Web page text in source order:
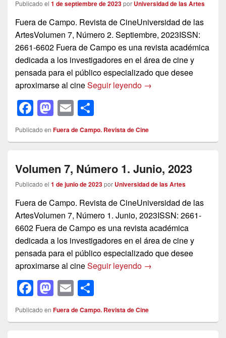
o
k
n
Publicado el 1 de septiembre de 2023por Universidad de las Artes
Fuera de Campo. Revista de CineUniversidad de las
ArtesVolumen 7, Número 2. Septiembre, 2023ISSN:
2661-6602 Fuera de Campo es una revista académica
dedicada a los investigadores en el área de cine y
pensada para el público especializado que desee
aproximarse al cineSeguir leyendo Volumen 7, Número
→
F
a
c
b
o
o
k
M
a
st
d
o
n
E
m
ail
o
m
ar
tir
Publicado en Fuera de Campo. Revista de Cine
Volumen 7, Número 1. Junio, 2023
Publicado el 1 de junio de 2023por Universidad de las Artes
Fuera de Campo. Revista de CineUniversidad de las
ArtesVolumen 7, Número 1. Junio, 2023ISSN: 2661-
6602 Fuera de Campo es una revista académica
dedicada a los investigadores en el área de cine y
pensada para el público especializado que desee
aproximarse al cineSeguir leyendo Volumen 7, Número
→
F
a
c
M
a
st
E
m
ail
o
m
Publicado en Fuera de Campo. Revista de Cine